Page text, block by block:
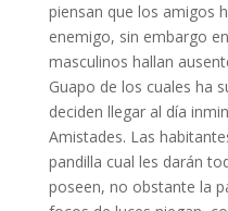
piensan que los amigos
enemigo, sin embargo
masculinos hallan
Guapo de los cuales ha
deciden llegar al día
Amistades. Las
pandilla cual les darán
poseen, no obstante la